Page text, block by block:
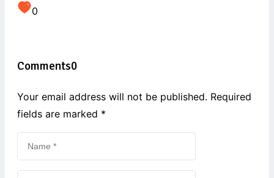
0
Comments0
Your email address will not be published. Required
fields are marked *